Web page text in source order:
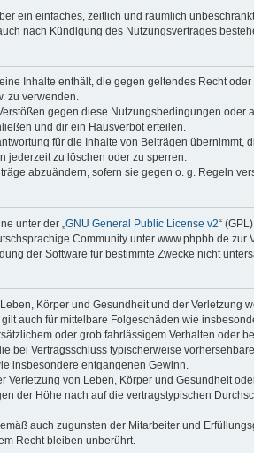
ein einfaches, zeitlich und räumlich
nach Kündigung des Nutzungsvertrages
Inhalte enthält, die gegen geltendes Recht
zu verwenden.
gegen diese Nutzungsbedingungen
und dir ein Hausverbot erteilen.
für die Inhalte von Beiträgen
jederzeit zu löschen oder zu sperren.
abzuändern, sofern sie gegen o. g. Regeln
unter der „ GNU General Public License v2“
Community unter www.phpbb.de
der Software für bestimmte Zwecke nicht
Körper und Gesundheit und der
auch für mittelbare Folgeschäden wie
oder grob fahrlässigem Verhalten oder
bei Vertragsschluss typischerweise
insbesondere entgangenen Gewinn.
Verletzung von Leben, Körper und Gesundheit
der Höhe nach auf die vertragstypischen
auch zugunsten der Mitarbeiter und
Recht bleiben unberührt.